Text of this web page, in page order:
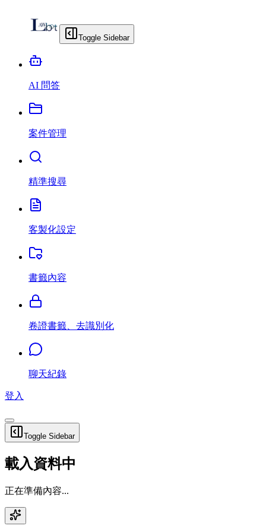
Toggle Sidebar
AI 問答
案件管理
精準搜尋
客製化設定
書籤內容
卷證書籤、去識別化
聊天紀錄
登入
Toggle Sidebar
載入資料中
正在準備內容...